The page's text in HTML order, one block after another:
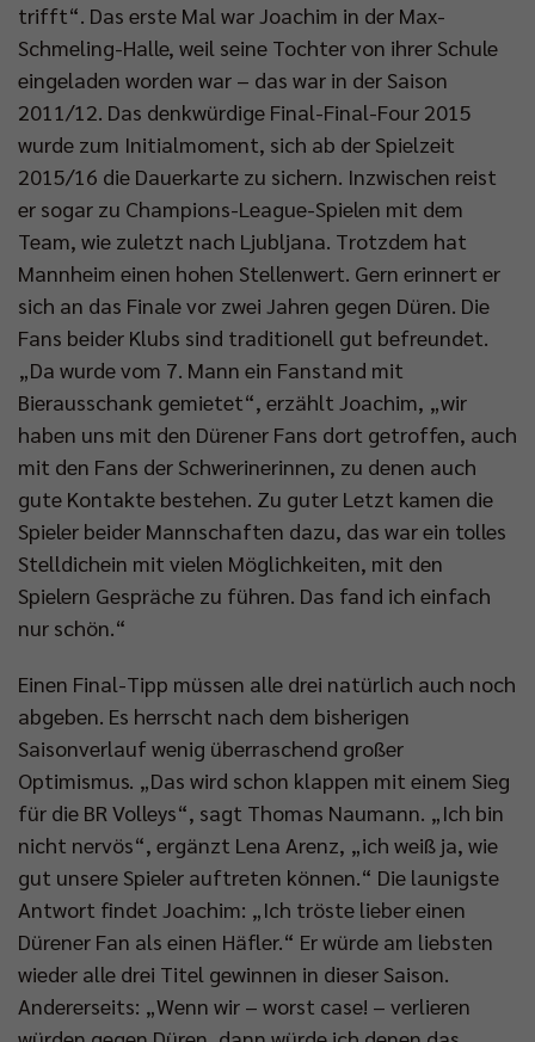
trifft“. Das erste Mal war Joachim in der Max-
Schmeling-Halle, weil seine Tochter von ihrer Schule
eingeladen worden war – das war in der Saison
2011/12. Das denkwürdige Final-Final-Four 2015
wurde zum Initialmoment, sich ab der Spielzeit
2015/16 die Dauerkarte zu sichern. Inzwischen reist
er sogar zu Champions-League-Spielen mit dem
Team, wie zuletzt nach Ljubljana. Trotzdem hat
Mannheim einen hohen Stellenwert. Gern erinnert er
sich an das Finale vor zwei Jahren gegen Düren. Die
Fans beider Klubs sind traditionell gut befreundet.
„Da wurde vom 7. Mann ein Fanstand mit
Bierausschank gemietet“, erzählt Joachim, „wir
haben uns mit den Dürener Fans dort getroffen, auch
mit den Fans der Schwerinerinnen, zu denen auch
gute Kontakte bestehen. Zu guter Letzt kamen die
Spieler beider Mannschaften dazu, das war ein tolles
Stelldichein mit vielen Möglichkeiten, mit den
Spielern Gespräche zu führen. Das fand ich einfach
nur schön.“
Einen Final-Tipp müssen alle drei natürlich auch noch
abgeben. Es herrscht nach dem bisherigen
Saisonverlauf wenig überraschend großer
Optimismus. „Das wird schon klappen mit einem Sieg
für die BR Volleys“, sagt Thomas Naumann. „Ich bin
nicht nervös“, ergänzt Lena Arenz, „ich weiß ja, wie
gut unsere Spieler auftreten können.“ Die launigste
Antwort findet Joachim: „Ich tröste lieber einen
Dürener Fan als einen Häfler.“ Er würde am liebsten
wieder alle drei Titel gewinnen in dieser Saison.
Andererseits: „Wenn wir – worst case! – verlieren